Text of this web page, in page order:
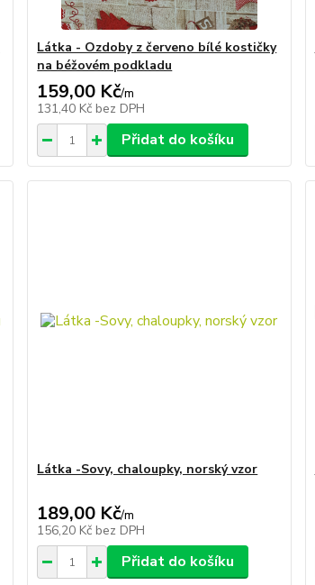
Látka - Ozdoby z červeno bílé kostičky
na béžovém podkladu
159,00 Kč/m
131,40 Kč bez DPH
Přidat do košíku
Látka -Sovy, chaloupky, norský vzor
189,00 Kč/m
156,20 Kč bez DPH
Přidat do košíku